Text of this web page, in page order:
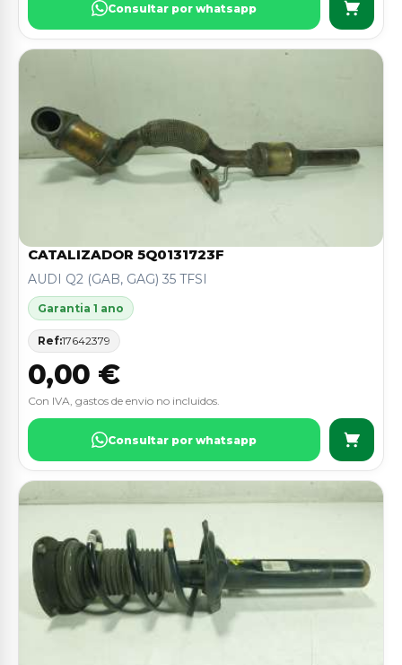
Consultar por whatsapp
CATALIZADOR 5Q0131723F
AUDI Q2 (GAB, GAG) 35 TFSI
Garantia 1 ano
Ref:17642379
0,00 €
Con IVA, gastos de envio no incluidos.
Consultar por whatsapp